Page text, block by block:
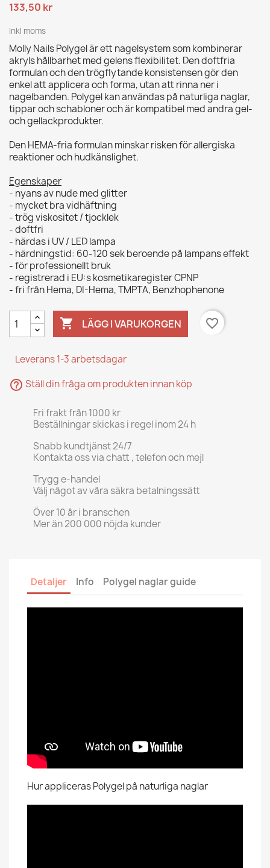
133,50 kr
Inkl moms
Molly Nails Polygel är ett nagelsystem som kombinerar
akryls hållbarhet med gelens flexibilitet. Den doftfria
formulan och den trögflytande konsistensen gör den
enkel att applicera och forma, utan att rinna ner i
nagelbanden. Polygel kan användas på naturliga naglar,
tippar och schabloner och är kompatibel med andra gel-
och gellackprodukter.
Den HEMA-fria formulan minskar risken för allergiska
reaktioner och hudkänslighet.
Egenskaper
- nyans av nude med glitter
- mycket bra vidhäftning
- trög viskositet / tjocklek
- doftfri
- härdas i UV / LED lampa
- härdningstid: 60-120 sek beroende på lampans effekt
- för professionellt bruk
- registrerad i EU:s kosmetikaregister CPNP
- fri från Hema, DI-Hema, TMPTA, Benzhophenone
 LÄGG I VARUKORGEN favorite_border
Leverans 1-3 arbetsdagar
help_outline Ställ din fråga om produkten innan köp
Fri frakt från 1000 kr
Beställningar skickas i regel inom 24 h
Snabb kundtjänst 24/7
Kontakta oss via chatt , telefon och mejl
Trygg e-handel
Välj något av våra säkra betalningssätt
Över 10 år i branschen
Mer än 200 000 nöjda kunder
Detaljer Info Polygel naglar guide
Hur appliceras Polygel på naturliga naglar